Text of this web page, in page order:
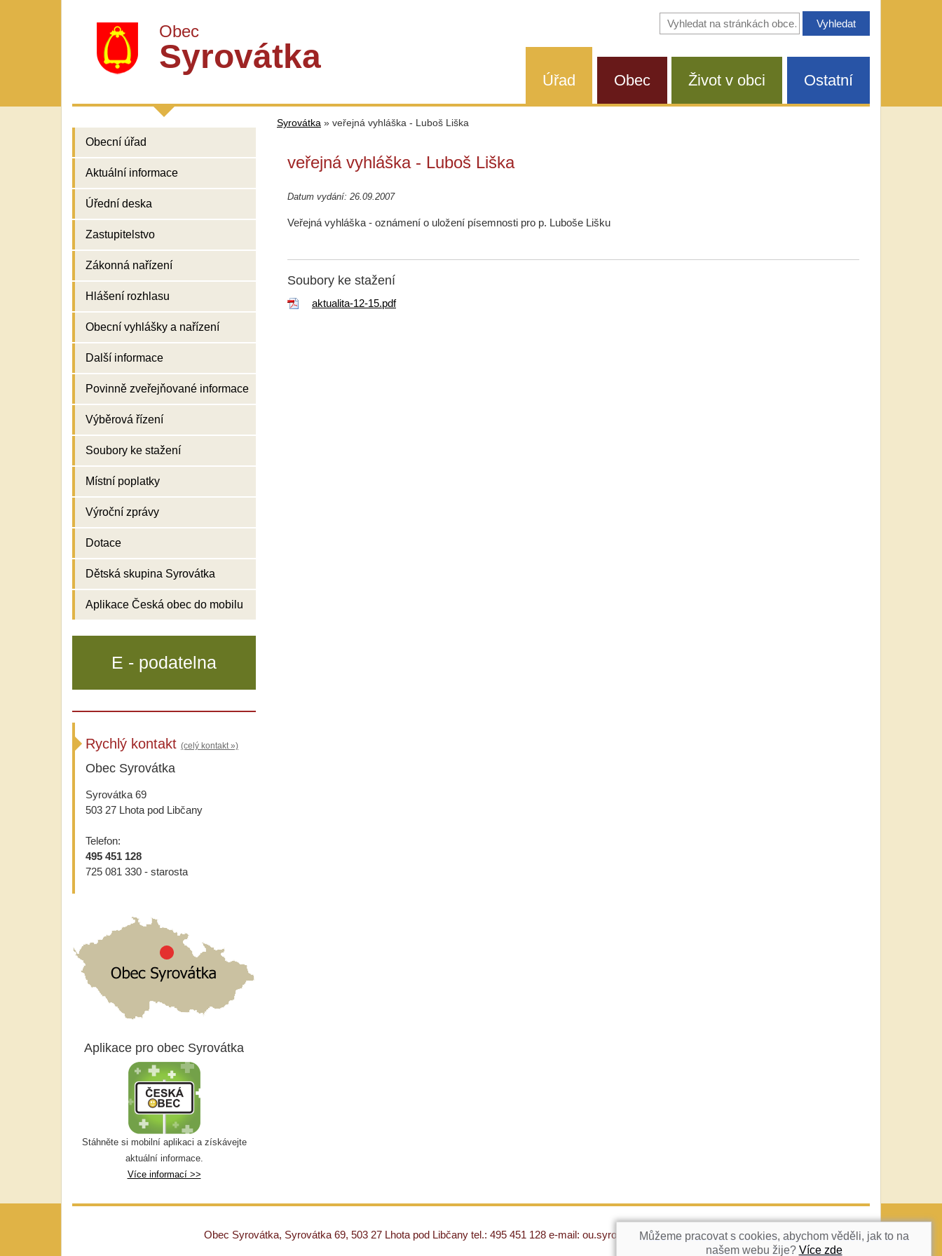
Obec
Syrovátka
Vyhledávání
na
Úřad Obec Život v obci Ostatní
Obecní úřad
Aktuální informace
Úřední deska
Zastupitelstvo
Zákonná nařízení
Hlášení rozhlasu
Obecní vyhlášky a nařízení
Další informace
Povinně zveřejňované informace
Výběrová řízení
Soubory ke stažení
Místní poplatky
Výroční zprávy
Dotace
Dětská skupina Syrovátka
Aplikace Česká obec do mobilu
Syrovátka » veřejná vyhláška - Luboš Liška
veřejná vyhláška - Luboš Liška
Datum vydání: 26.09.2007
Veřejná vyhláška - oznámení o uložení písemnosti pro p. Luboše Lišku
Soubory ke stažení
aktualita-12-15.pdf
E - podatelna
Rychlý kontakt (celý kontakt »)
Obec Syrovátka
Syrovátka 69
503 27 Lhota pod Libčany
Telefon:
495 451 128
725 081 330 - starosta
Aplikace pro obec Syrovátka
Stáhněte si mobilní aplikaci a získávejte
aktuální informace.
Více informací >>
NAHORU
Obec Syrovátka, Syrovátka 69, 503 27 Lhota pod Libčany tel.: 495 451 128 e-mail: ou.syrovatka@c-box.czMůžeme pracovat s cookies, abychom věděli, jak to na
našem webu žije? Více zde